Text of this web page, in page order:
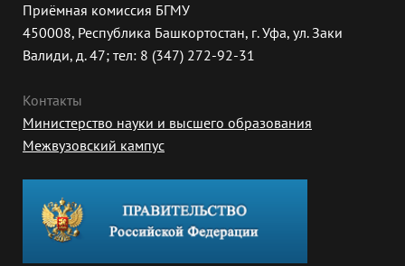
Приёмная комиссия БГМУ
450008, Республика Башкортостан, г. Уфа, ул. Заки
Валиди, д. 47; тел: 8 (347) 272-92-31
Контакты
Министерство науки и высшего образования
Межвузовский кампус